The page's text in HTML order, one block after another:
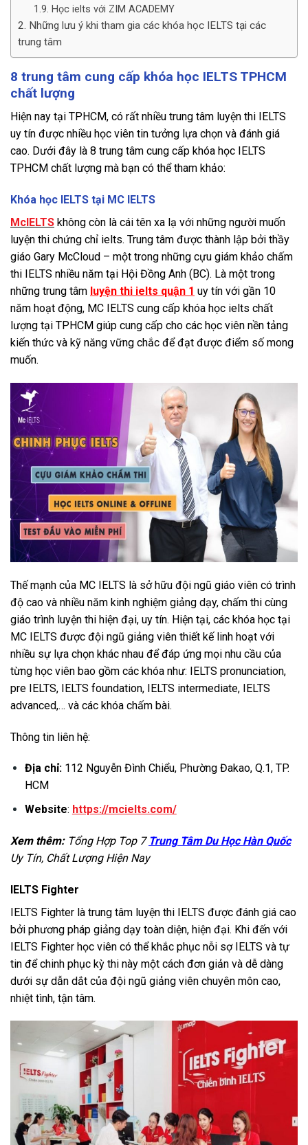
Học ielts với ZIM ACADEMY
Những lưu ý khi tham gia các khóa học IELTS tại các
trung tâm
8 trung tâm cung cấp khóa học IELTS TPHCM
chất lượng
Hiện nay tại TPHCM, có rất nhiều trung tâm luyện thi IELTS
uy tín được nhiều học viên tin tưởng lựa chọn và đánh giá
cao. Dưới đây là 8 trung tâm cung cấp khóa học IELTS
TPHCM chất lượng mà bạn có thể tham khảo:
Khóa học IELTS tại MC IELTS
McIELTS không còn là cái tên xa lạ với những người muốn
luyện thi chứng chỉ ielts. Trung tâm được thành lập bởi thầy
giáo Gary McCloud – một trong những cựu giám khảo chấm
thi IELTS nhiều năm tại Hội Đồng Anh (BC). Là một trong
những trung tâm luyện thi ielts quận 1 uy tín với gần 10
năm hoạt động, MC IELTS cung cấp khóa học ielts chất
lượng tại TPHCM giúp cung cấp cho các học viên nền tảng
kiến thức và kỹ năng vững chắc để đạt được điểm số mong
muốn.
Thế mạnh của MC IELTS là sở hữu đội ngũ giáo viên có trình
độ cao và nhiều năm kinh nghiệm giảng dạy, chấm thi cùng
giáo trình luyện thi hiện đại, uy tín. Hiện tại, các khóa học tại
MC IELTS được đội ngũ giảng viên thiết kế linh hoạt với
nhiều sự lựa chọn khác nhau để đáp ứng mọi nhu cầu của
từng học viên bao gồm các khóa như: IELTS pronunciation,
pre IELTS, IELTS foundation, IELTS intermediate, IELTS
advanced,… và các khóa chấm bài.
Thông tin liên hệ:
Địa chỉ:112 Nguyễn Đình Chiểu, Phường Đakao, Q.1, TP.
HCM
Website: https://mcielts.com/
Xem thêm:Tổng Hợp Top 7 Trung Tâm Du Học Hàn Quốc
Uy Tín, Chất Lượng Hiện Nay
IELTS Fighter
IELTS Fighter là trung tâm luyện thi IELTS được đánh giá cao
bởi phương pháp giảng dạy toàn diện, hiện đại. Khi đến với
IELTS Fighter học viên có thể khắc phục nỗi sợ IELTS và tự
tin để chinh phục kỳ thi này một cách đơn giản và dễ dàng
dưới sự dẫn dắt của đội ngũ giảng viên chuyên môn cao,
nhiệt tình, tận tâm.